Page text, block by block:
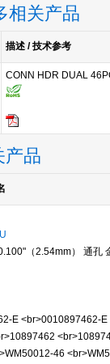
相关产品
描述 / 技术参考
CONN HDR DUAL
产品
（2.54mm） 通孔
E <br>0010897462-E
46